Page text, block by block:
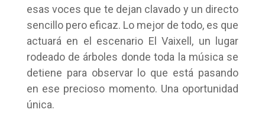
esas voces que te dejan clavado y un directo
sencillo pero eficaz. Lo mejor de todo, es que
actuará en el escenario El Vaixell, un lugar
rodeado de árboles donde toda la música se
detiene para observar lo que está pasando
en ese precioso momento. Una oportunidad
única.